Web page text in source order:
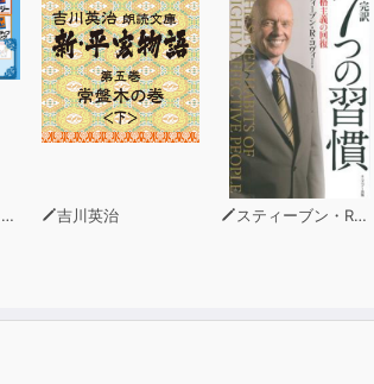
吉川英治 スティーブン・R・コヴィー